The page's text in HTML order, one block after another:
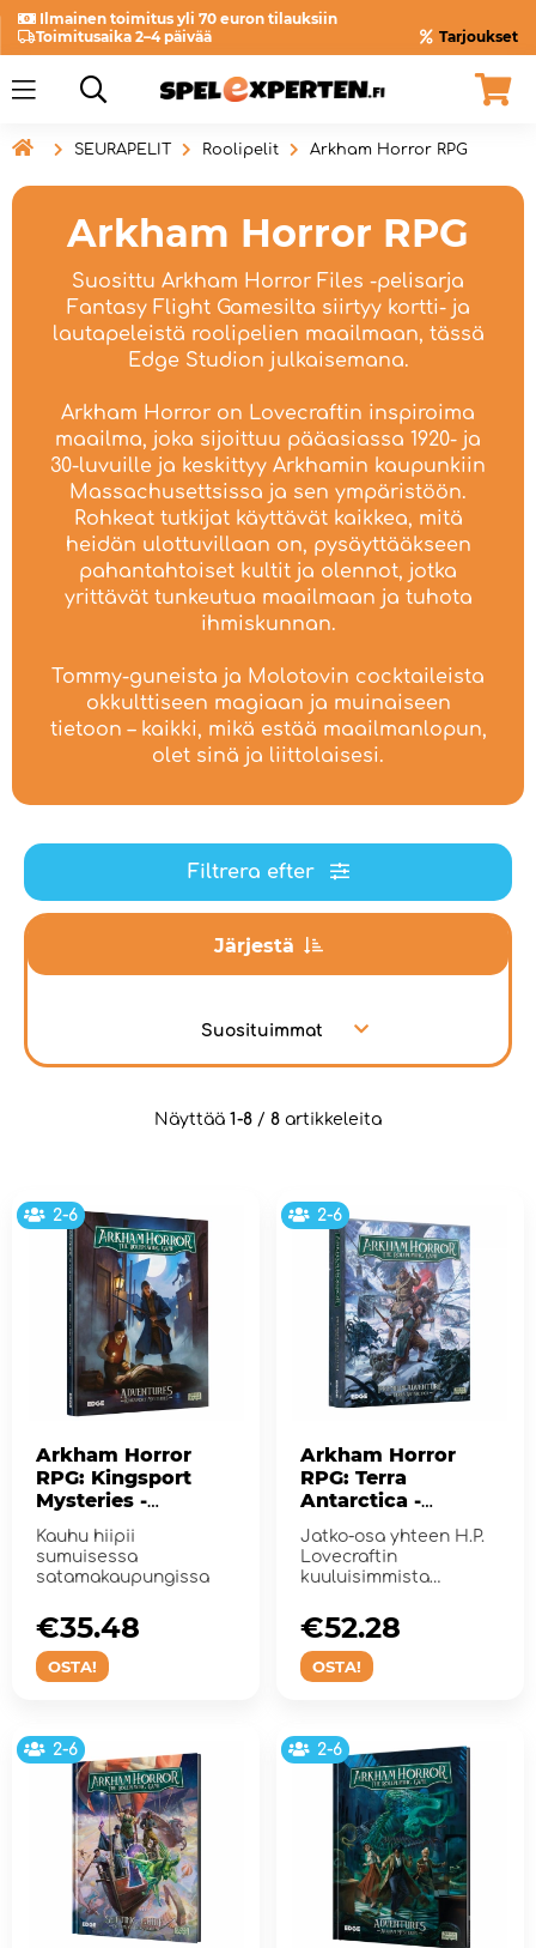
Ilmainen toimitus yli 70 euron tilauksiin
Toimitusaika 2–4 päivää
Tarjoukset
 SEURAPELIT Roolipelit Arkham Horror RPG
Arkham Horror RPG
Suosittu Arkham Horror Files -pelisarja
Fantasy Flight Gamesilta siirtyy kortti- ja
lautapeleistä roolipelien maailmaan, tässä
Edge Studion julkaisemana.
Arkham Horror on Lovecraftin inspiroima
maailma, joka sijoittuu pääasiassa 1920- ja
30-luvuille ja keskittyy Arkhamin kaupunkiin
Massachusettsissa ja sen ympäristöön.
Rohkeat tutkijat käyttävät kaikkea, mitä
heidän ulottuvillaan on, pysäyttääkseen
pahantahtoiset kultit ja olennot, jotka
yrittävät tunkeutua maailmaan ja tuhota
ihmiskunnan.
Tommy-guneista ja Molotovin cocktaileista
okkulttiseen magiaan ja muinaiseen
tietoon – kaikki, mikä estää maailmanlopun,
olet sinä ja liittolaisesi.
Filtrera efter
Järjestä
Suosituimmat
Näyttää 1-8 / 8 artikkeleita
2-6
Arkham Horror
RPG: Kingsport
Mysteries -
Adventures
Kauhu hiipii
sumuisessa
satamakaupungissa
OSTA!
€35.48
2-6
Arkham Horror
RPG: Terra
Antarctica -
Premium
Adventures
Jatko-osa yhteen H.P.
Lovecraftin
kuuluisimmista
aikojen!
OSTA!
€52.28
2-6 2-6